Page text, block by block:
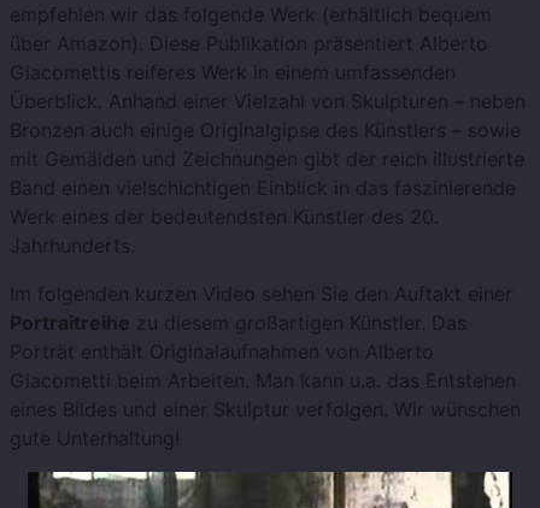
empfehlen wir das folgende Werk (erhältlich bequem
über Amazon). Diese Publikation präsentiert Alberto
Giacomettis reiferes Werk in einem umfassenden
Überblick. Anhand einer Vielzahl von Skulpturen – neben
Bronzen auch einige Originalgipse des Künstlers – sowie
mit Gemälden und Zeichnungen gibt der reich illustrierte
Band einen vielschichtigen Einblick in das faszinierende
Werk eines der bedeutendsten Künstler des 20.
Jahrhunderts.
Im folgenden kurzen Video sehen Sie den Auftakt einer
Portraitreihe zu diesem großartigen Künstler. Das
Porträt enthält Originalaufnahmen von Alberto
Giacometti beim Arbeiten. Man kann u.a. das Entstehen
eines Bildes und einer Skulptur verfolgen. Wir wünschen
gute Unterhaltung!